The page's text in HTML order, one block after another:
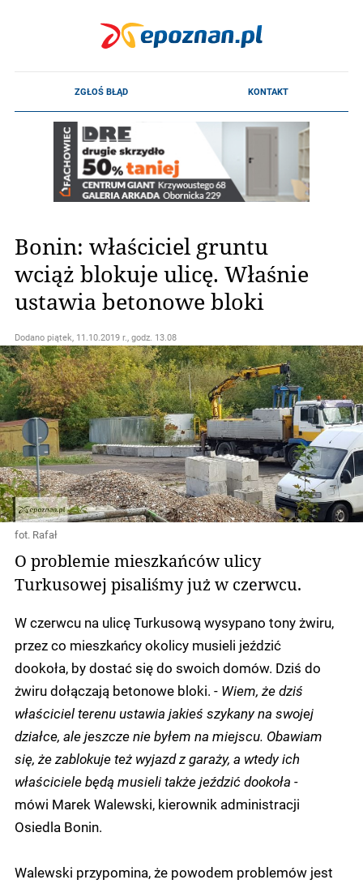
Bonin: właściciel gruntu
wciąż blokuje ulicę. Właśnie
ustawia betonowe bloki
Dodano piątek, 11.10.2019 r., godz. 13.08
fot. Rafał
O problemie mieszkańców ulicy
Turkusowej pisaliśmy już w czerwcu.
W czerwcu na ulicę Turkusową wysypano tony żwiru,
przez co mieszkańcy okolicy musieli jeździć
dookoła, by dostać się do swoich domów. Dziś do
żwiru dołączają betonowe bloki. - Wiem, że dziś
właściciel terenu ustawia jakieś szykany na swojej
działce, ale jeszcze nie byłem na miejscu. Obawiam
się, że zablokuje też wyjazd z garaży, a wtedy ich
właściciele będą musieli także jeździć dookoła -
mówi Marek Walewski, kierownik administracji
Osiedla Bonin.
Walewski przypomina, że powodem problemów jest